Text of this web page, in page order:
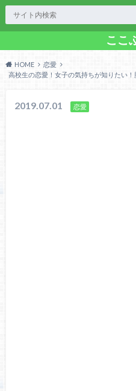
ここ
HOME
恋愛
高校生の恋愛！女子の気持ちが知りたい！
2019.07.01 恋愛